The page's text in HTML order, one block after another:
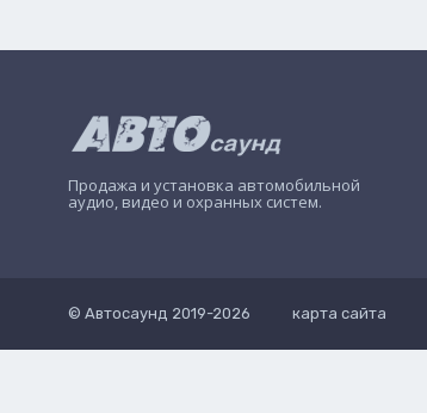
Продажа и установка автомобильной
аудио, видео и охранных систем.
© Автосаунд 2019-2026 карта сайта